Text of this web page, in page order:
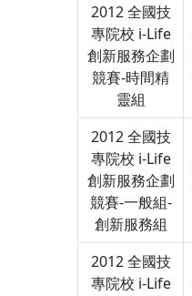
2012 全國技
專院校 i-Life
創新服務企劃
競賽-時間精
靈組
2012 全國技
專院校 i-Life
創新服務企劃
競賽-一般組-
創新服務組
2012 全國技
專院校 i-Life